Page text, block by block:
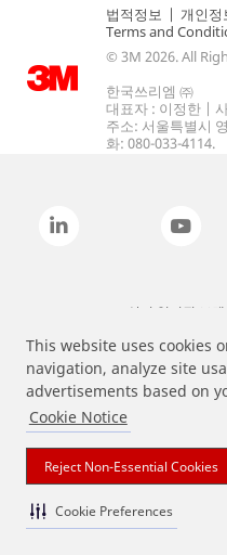
This website uses cookies
navigation, analyze site
advertisements based on
Cookie Notice
Reject Non-Essential Cookies
Cookie Preferences
법적정보 | 개인정
Terms and
© 3M 2026. All
한국쓰리엠 ㈜
대표자 : 이정한 |
주소: 서울특별시
화: 080-033-4114.
상기 열거된 브